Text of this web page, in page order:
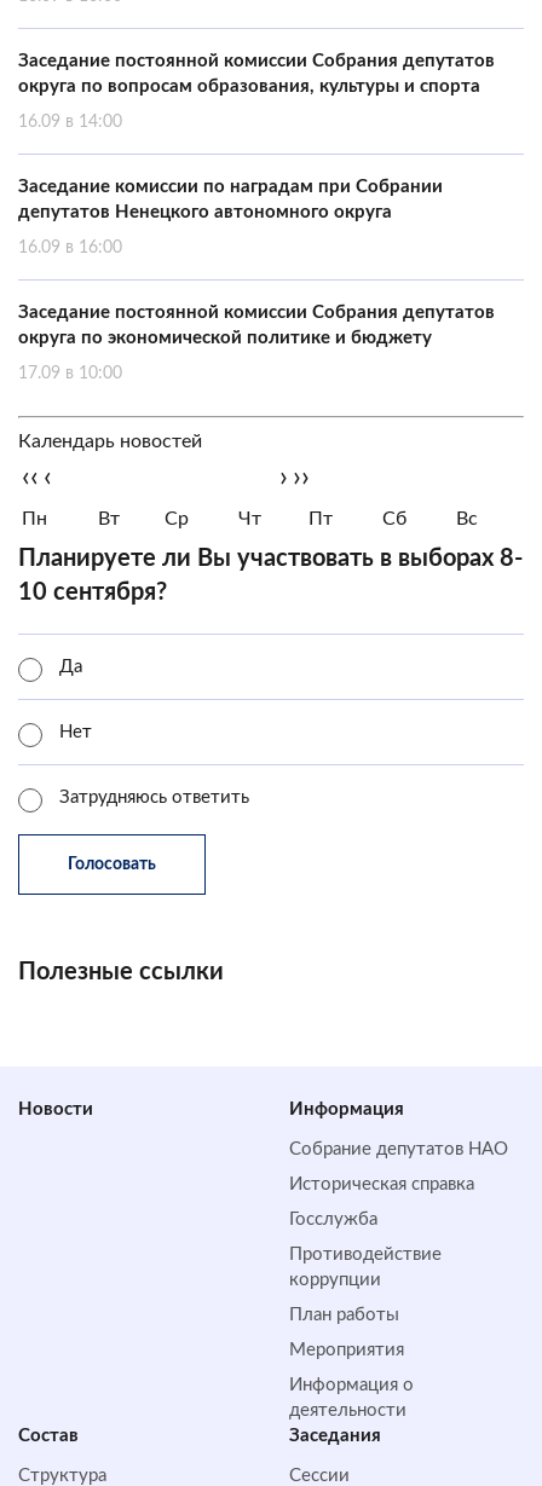
Заседание постоянной комиссии Собрания депутатов
округа по вопросам образования, культуры и спорта
16.09 в 14:00
Заседание комиссии по наградам при Собрании
депутатов Ненецкого автономного округа
16.09 в 16:00
Заседание постоянной комиссии Собрания депутатов
округа по экономической политике и бюджету
17.09 в 10:00
Календарь новостей
‹‹ ‹ › ››
Пн Вт Ср Чт Пт Сб Вс
Планируете ли Вы участвовать в выборах 8-
10 сентября?
Да
Нет
Затрудняюсь ответить
Полезные ссылки
Новости Информация
Собрание депутатов НАО
Историческая справка
Госслужба
Противодействие
коррупции
План работы
Мероприятия
Информация о
деятельности
Состав
Структура
Заседания
Сессии